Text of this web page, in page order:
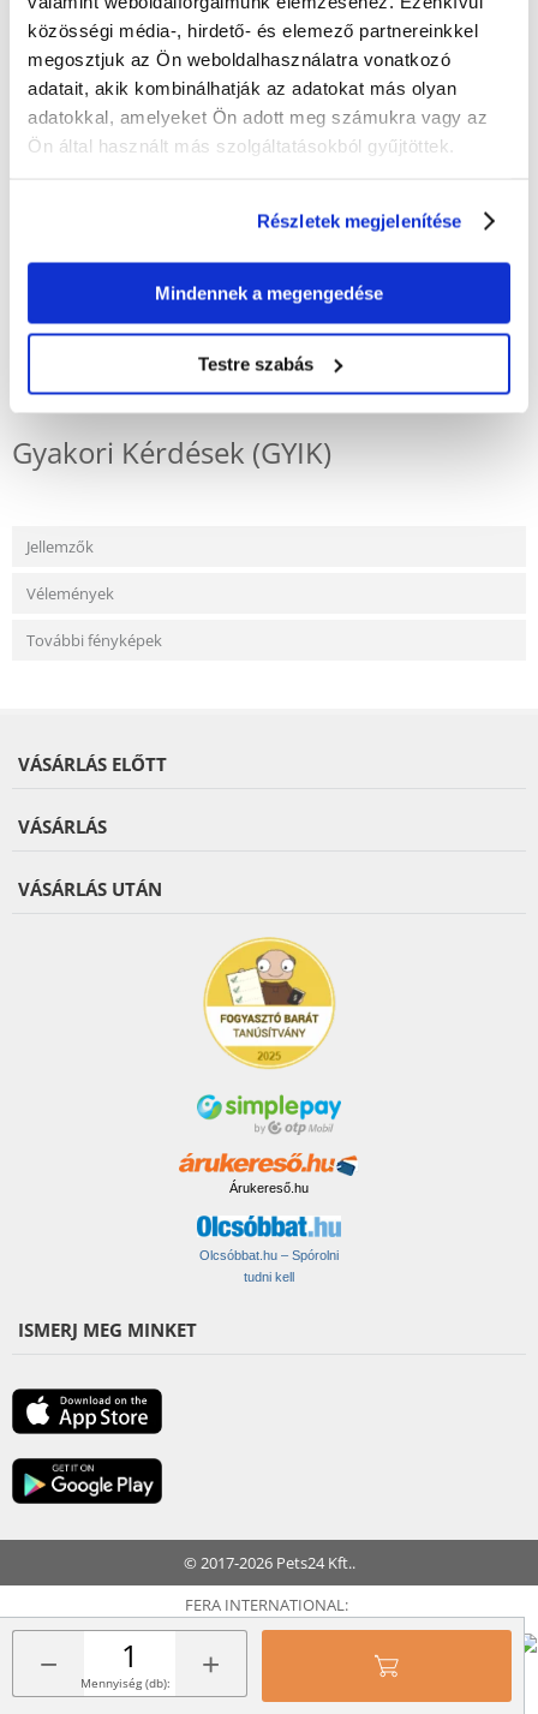
közösségi média-, hirdető- és elemező partnereinkkel
megosztjuk az Ön weboldalhasználatra vonatkozó
adatait, akik kombinálhatják az adatokat más olyan
adatokkal, amelyeket Ön adott meg számukra vagy az
Ön által használt más szolgáltatásokból gyűjtöttek.
Részletek megjelenítése
Mindennek a megengedése
Testre szabás
− +
Mennyiség (db):
- Gyorsindító szeleppel felszerelve az automatikus vízbeszíváshoz
- A tisztító fejében található szűrő megakadályozza a kavics és a halak
beszívását.
- Az innovatív forgó gomb reagál a tisztító mozgására, és
megakadályozza a tömlő elgörbülését.
- a szívócső háromszög alakú, így az akvárium legtávolabbi és
legelérhetetlenebb sarkaiba is eljuthat.
KÉRDEZZ TŐLÜNK!
Gyakori Kérdések (GYIK)
Jellemzők
Vélemények
További fényképek
VÁSÁRLÁS ELŐTT
VÁSÁRLÁS
VÁSÁRLÁS UTÁN
Árukereső.hu
Olcsóbbat.hu – Spórolni
tudni kell
ISMERJ MEG MINKET
© 2017-2026 Pets24 Kft..
FERA INTERNATIONAL: